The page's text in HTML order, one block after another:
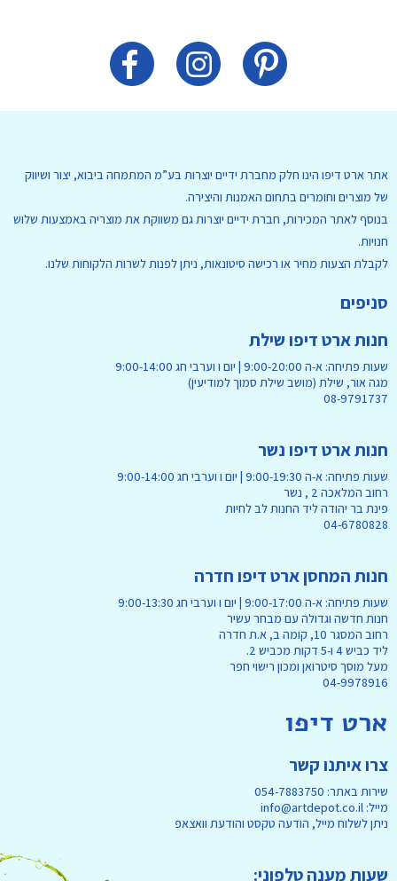
אתר ארט דיפו הינו חלק מחברת ידיים יוצרות בע”מ המתמחה ביבוא, יצור ושיווק
של מוצרים וחומרים בתחום האמנות והיצירה.
בנוסף לאתר המכירות, חברת ידיים יוצרות גם משווקת את מוצריה באמצעות שלוש
חנויות.
לקבלת הצעות מחיר או רכישה סיטונאות, ניתן לפנות לשרות הלקוחות שלנו.
סניפים
חנות ארט דיפו שילת
שעות פתיחה: א-ה 9:00-20:00 | יום ו וערבי חג 9:00-14:00
מגה אור, שילת (מושב שילת סמוך למודיעין)
08-9791737
חנות ארט דיפו נשר
שעות פתיחה: א-ה 9:00-19:30 | יום ו וערבי חג 9:00-14:00
רחוב המלאכה 2 , נשר
פינת בר יהודה ליד החנות לב לחיות
04-6780828
חנות המחסן ארט דיפו חדרה
שעות פתיחה: א-ה 9:00-17:00 | יום ו וערבי חג 9:00-13:30
חנות חדשה וגדולה עם מבחר עשיר
רחוב המסגר 10, קומה ב, א.ת חדרה
ליד כביש 4 ו-5 דקות מכביש 2.
מעל מוסך סיטרואן ומכון רישוי חפר
04-9978916
ארט דיפו
צרו איתנו קשר
שירות באתר: 054-7883750
מייל: info@artdepot.co.il
ניתן לשלוח מייל, הודעה טקסט והודעת וואצאפ
שעות מענה טלפוני: